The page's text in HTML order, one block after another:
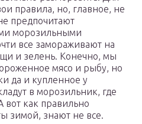
правила, но, главное, не
предпочитают
морозильными
все замораживают на
и зелень. Конечно, мы
мясо и рыбу, но
да и купленное у
в морозильник, где
вот как правильно
зимой, знают не все.